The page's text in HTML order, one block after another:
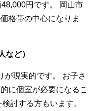
円です。 岡山市
格帯の中心になりま
など）
が現実的です。 お子さ
に個室が必要になるこ
討する方もいます。